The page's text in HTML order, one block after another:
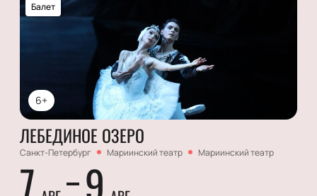
6+
Балет
ЛЕБЕДИНОЕ ОЗЕРО
Санкт-Петербург Мариинский театр Мариинский театр
7 9